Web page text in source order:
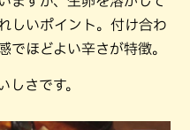
しいポイント。付け合わ
でほどよい辛さが特徴。
しさです。